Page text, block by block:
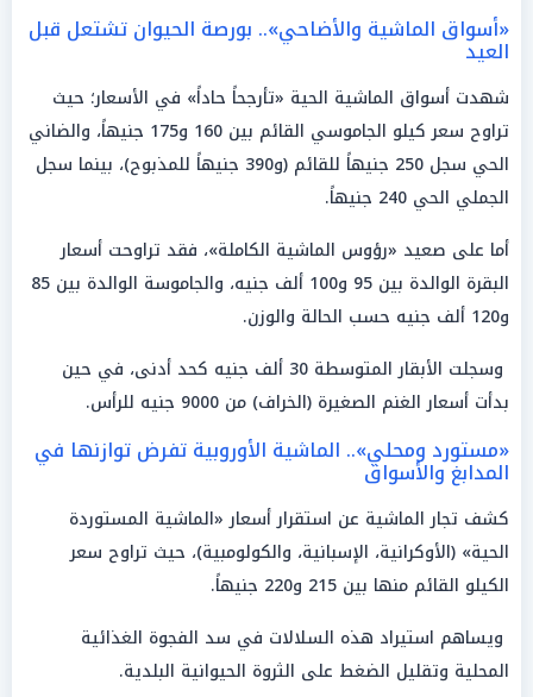
«أسواق الماشية والأضاحي».. بورصة الحيوان تشتعل قبل
العيد
شهدت أسواق الماشية الحية «تأرجحاً حاداً» في الأسعار؛ حيث
تراوح سعر كيلو الجاموسي القائم بين 160 و175 جنيهاً، والضاني
الحي سجل 250 جنيهاً للقائم (و390 جنيهاً للمذبوح)، بينما سجل
الجملي الحي 240 جنيهاً.
أما على صعيد «رؤوس الماشية الكاملة»، فقد تراوحت أسعار
البقرة الوالدة بين 95 و100 ألف جنيه، والجاموسة الوالدة بين 85
و120 ألف جنيه حسب الحالة والوزن.
وسجلت الأبقار المتوسطة 30 ألف جنيه كحد أدنى، في حين
بدأت أسعار الغنم الصغيرة (الخراف) من 9000 جنيه للرأس.
«مستورد ومحلي».. الماشية الأوروبية تفرض توازنها في
المدابغ والأسواق
كشف تجار الماشية عن استقرار أسعار «الماشية المستوردة
الحية» (الأوكرانية، الإسبانية، والكولومبية)، حيث تراوح سعر
الكيلو القائم منها بين 215 و220 جنيهاً.
ويساهم استيراد هذه السلالات في سد الفجوة الغذائية
المحلية وتقليل الضغط على الثروة الحيوانية البلدية.